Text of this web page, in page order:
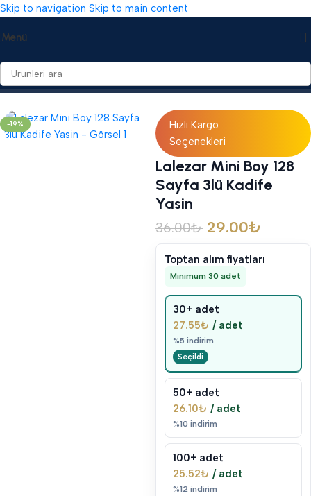
Skip to navigation Skip to main content
Menü
Ana Sayfa/Yasin Cüzleri/Kadife Yasin Cüzleri
-19%
Hızlı Kargo
Seçenekleri
Lalezar Mini Boy 128
Sayfa 3lü Kadife
Yasin
36.00₺ 29.00₺
Toptan alım fiyatları
Minimum 30 adet
30+ adet
27.55₺ / adet
%5 indirim
50+ adet
26.10₺ / adet
%10 indirim
100+ adet
25.52₺ / adet
%12 indirim